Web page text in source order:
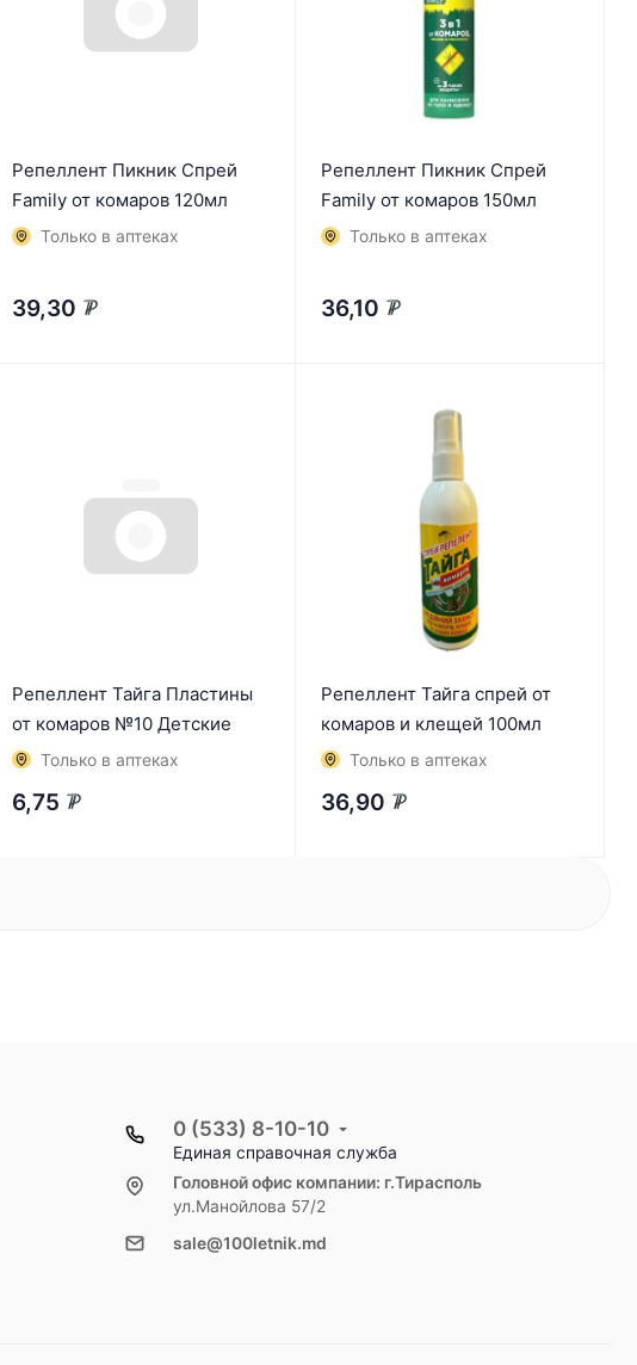
Репеллент Пикник Спрей
Family от комаров 120мл
Только в аптеках
39,30 ₽
Репеллент Пикник Спрей
Family от комаров 150мл
Только в аптеках
36,10 ₽
Репеллент Тайга Пластины
от комаров №10 Детские
Только в аптеках
6,75 ₽
Репеллент Тайга спрей от
комаров и клещей 100мл
Только в аптеках
36,90 ₽
0 (533) 8-10-10
Единая справочная служба
Головной офис компании: г.Тирасполь
ул.Манойлова 57/2
sale@100letnik.md